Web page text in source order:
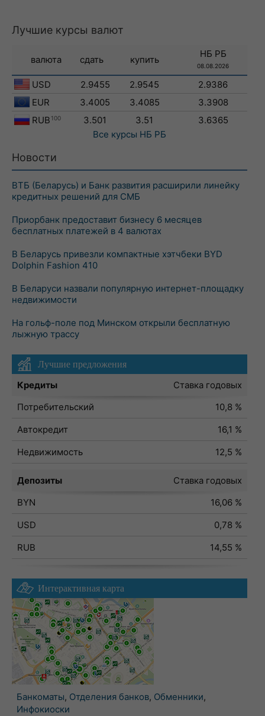
Лучшие курсы валют
валюта сдать купить
НБ РБ
08.08.2026
USD 2.9455 2.9545
2.9386
EUR
3.4005 3.4085
3.3908
RUB 100 3.501 3.51
3.6365
Все курсы НБ РБ
Новости
ВТБ (Беларусь) и Банк развития расширили линейку
кредитных решений для СМБ
Приорбанк предоставит бизнесу 6 месяцев
бесплатных платежей в 4 валютах
В Беларусь привезли компактные хэтчбеки BYD
Dolphin Fashion 410
В Беларуси назвали популярную интернет-площадку
недвижимости
На гольф-поле под Минском открыли бесплатную
лыжную трассу
Лучшие предложения
Кредиты
Ставка годовых
Потребительский
10,8 %
Автокредит
16,1 %
Недвижимость
12,5 %
Депозиты
Ставка годовых
BYN
16,06 %
USD
0,78 %
RUB
14,55 %
Интерактивная карта
Банкоматы, Отделения банков, Обменники,
Инфокиоски